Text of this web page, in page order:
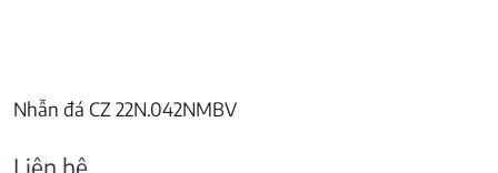
Nhẫn đá CZ 22N.042NMBV
Liên hệ